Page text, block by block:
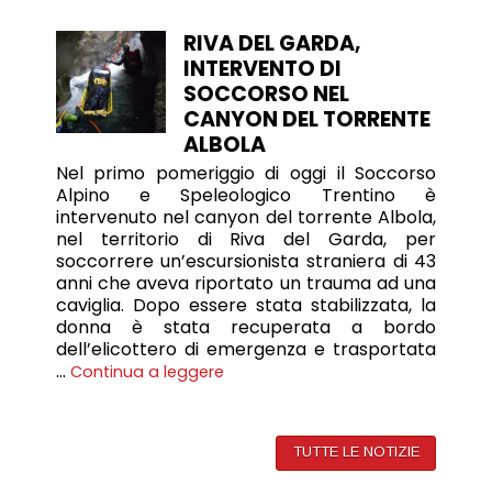
RIVA DEL GARDA,
INTERVENTO DI
SOCCORSO NEL
CANYON DEL TORRENTE
ALBOLA
Nel primo pomeriggio di oggi il Soccorso
Alpino e Speleologico Trentino è
intervenuto nel canyon del torrente Albola,
nel territorio di Riva del Garda, per
soccorrere un’escursionista straniera di 43
anni che aveva riportato un trauma ad una
caviglia. Dopo essere stata stabilizzata, la
donna è stata recuperata a bordo
dell’elicottero di emergenza e trasportata
… Continua a leggere
TUTTE LE NOTIZIE